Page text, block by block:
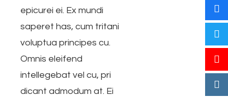
epicurei ei. Ex mundi
saperet has, cum tritani
voluptua principes cu.
Omnis eleifend
intellegebat vel cu, pri
dicant admodum at. Ei